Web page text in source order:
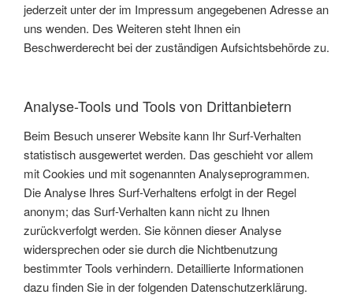
jederzeit unter der im Impressum angegebenen Adresse an
uns wenden. Des Weiteren steht Ihnen ein
Beschwerderecht bei der zuständigen Aufsichtsbehörde zu.
Analyse-Tools und Tools von Drittanbietern
Beim Besuch unserer Website kann Ihr Surf-Verhalten
statistisch ausgewertet werden. Das geschieht vor allem
mit Cookies und mit sogenannten Analyseprogrammen.
Die Analyse Ihres Surf-Verhaltens erfolgt in der Regel
anonym; das Surf-Verhalten kann nicht zu Ihnen
zurückverfolgt werden. Sie können dieser Analyse
widersprechen oder sie durch die Nichtbenutzung
bestimmter Tools verhindern. Detaillierte Informationen
dazu finden Sie in der folgenden Datenschutzerklärung.